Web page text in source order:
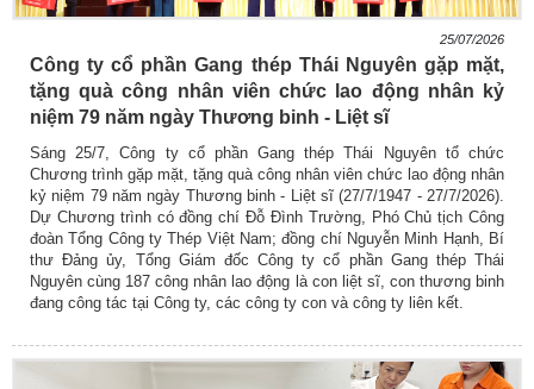
25/07/2026
Công ty cổ phần Gang thép Thái Nguyên gặp mặt,
tặng quà công nhân viên chức lao động nhân kỷ
niệm 79 năm ngày Thương binh - Liệt sĩ
Sáng 25/7, Công ty cổ phần Gang thép Thái Nguyên tổ chức
Chương trình gặp mặt, tặng quà công nhân viên chức lao động nhân
kỷ niệm 79 năm ngày Thương binh - Liệt sĩ (27/7/1947 - 27/7/2026).
Dự Chương trình có đồng chí Đỗ Đình Trường, Phó Chủ tịch Công
đoàn Tổng Công ty Thép Việt Nam; đồng chí Nguyễn Minh Hạnh, Bí
thư Đảng ủy, Tổng Giám đốc Công ty cổ phần Gang thép Thái
Nguyên cùng 187 công nhân lao động là con liệt sĩ, con thương binh
đang công tác tại Công ty, các công ty con và công ty liên kết.